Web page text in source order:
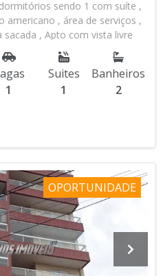
sendo 1 com suíte ,
americano , área de serviços ,
sacada , Apto com vista livre
o apartamento . prédio com
jogos . Piscina , espaço Grill.
. Apto Pronto para Morar .
1
Suites
1
Banheiros
2
OPORTUNIDADE